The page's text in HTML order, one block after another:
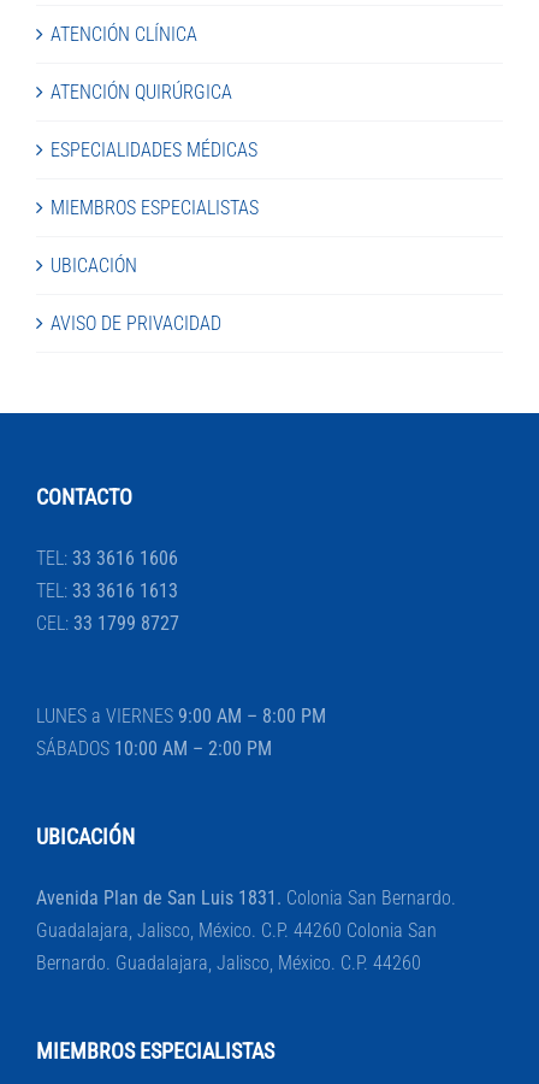
ATENCIÓN CLÍNICA
ATENCIÓN QUIRÚRGICA
ESPECIALIDADES MÉDICAS
MIEMBROS ESPECIALISTAS
UBICACIÓN
AVISO DE PRIVACIDAD
CONTACTO
TEL: 33 3616 1606
TEL: 33 3616 1613
CEL: 33 1799 8727
LUNES a VIERNES 9:00 AM – 8:00 PM
SÁBADOS 10:00 AM – 2:00 PM
UBICACIÓN
Avenida Plan de San Luis 1831. Colonia San Bernardo.
Guadalajara, Jalisco, México. C.P. 44260 Colonia San
Bernardo. Guadalajara, Jalisco, México. C.P. 44260
MIEMBROS ESPECIALISTAS